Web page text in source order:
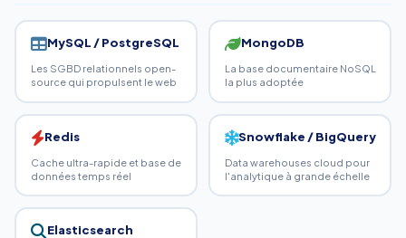
MySQL / PostgreSQL
Les SGBD relationnels open-
source qui propulsent le web
MongoDB
La base documentaire NoSQL
la plus adoptée
Redis
Cache ultra-rapide et base de
données temps réel
Snowflake / BigQuery
Data warehouses cloud pour
l'analytique à grande échelle
Elasticsearch